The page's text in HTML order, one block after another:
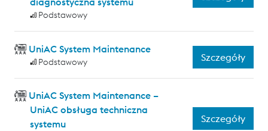
Podstawowy
UniAC System Maintenance
Podstawowy Szczegóły
UniAC System Maintenance –
UniAC obsługa techniczna
systemu
Szczegóły